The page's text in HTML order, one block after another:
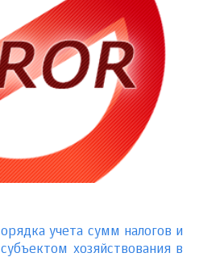
учета сумм налогов и
хозяйствования в